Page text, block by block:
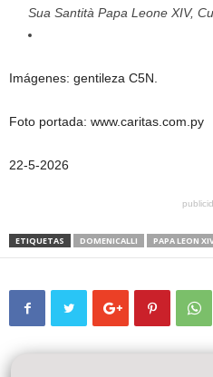
Sua Santità Papa Leone XIV,
Imágenes: gentileza C5N.
Foto portada: www.caritas.com.py
22-5-2026
ETIQUETAS DOMENICALLI PAPA LEON